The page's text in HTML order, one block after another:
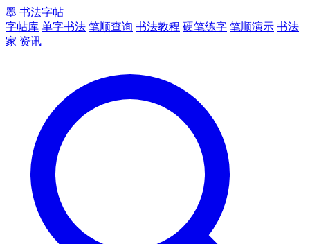
墨 书法字帖
字帖库 单字书法 笔顺查询 书法教程 硬笔练字 笔顺演示 书法
家 资讯